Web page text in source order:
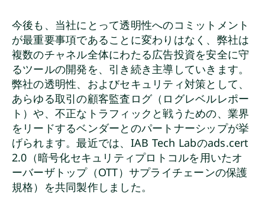
今後も、当社にとって透明性へのコミットメント
が最重要事項であることに変わりはなく、弊社は
複数のチャネル全体にわたる広告投資を安全に守
るツールの開発を、引き続き主導していきます。
弊社の透明性、およびセキュリティ対策として、
あらゆる取引の顧客監査ログ（ログレベルレポー
ト）や、不正なトラフィックと戦うための、業界
をリードするベンダーとのパートナーシップが挙
げられます。最近では、IAB Tech Labのads.cert
2.0（暗号化セキュリティプロトコルを用いたオ
ーバーザトップ（OTT）サプライチェーンの保護
規格）を共同製作しました。